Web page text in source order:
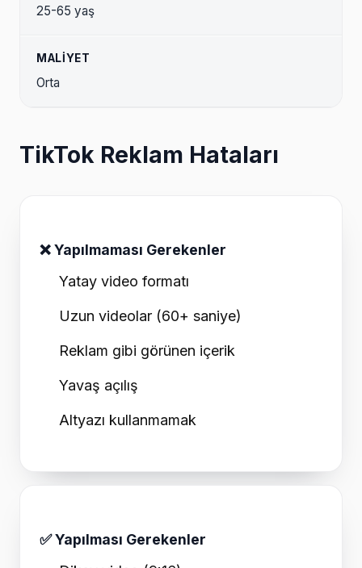
25-65 yaş
Orta
TikTok Reklam Hataları
❌ Yapılmaması Gerekenler
Yatay video formatı
Uzun videolar (60+ saniye)
Reklam gibi görünen içerik
Yavaş açılış
Altyazı kullanmamak
✅ Yapılması Gerekenler